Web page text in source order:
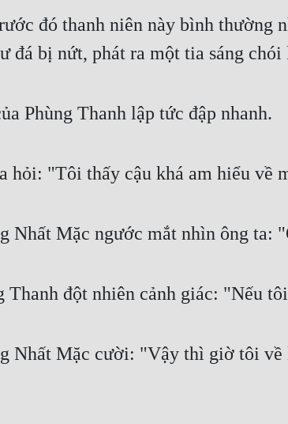
đó thanh niên này bình
đá bị nứt, phát ra một tia sáng
Phùng Thanh lập tức đập nhanh.
hỏi: "Tôi thấy cậu khá am hiểu về
Nhất Mặc ngước mắt nhìn ông ta:
Thanh đột nhiên cảnh giác: "Nếu
Nhất Mặc cười: "Vậy thì giờ tôi về